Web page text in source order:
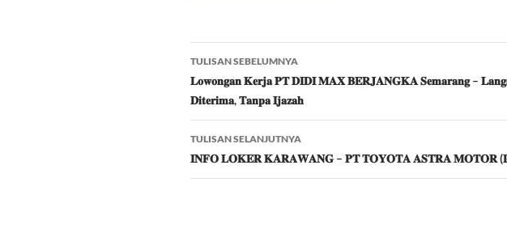
Navigasi
Tulisan
TULISAN SEBELUMNYA
𝐋𝐨𝐰𝐨𝐧𝐠𝐚𝐧 𝐊𝐞𝐫𝐣𝐚 𝐏𝐓 𝐃𝐈𝐃𝐈 𝐌𝐀𝐗 𝐁𝐄𝐑𝐉𝐀𝐍𝐆𝐊𝐀 𝐒𝐞𝐦𝐚𝐫𝐚𝐧𝐠 –
𝐃𝐢𝐭𝐞𝐫𝐢𝐦𝐚, 𝐓𝐚𝐧𝐩𝐚 𝐈𝐣𝐚𝐳𝐚𝐡
TULISAN SELANJUTNYA
𝐈𝐍𝐅𝐎 𝐋𝐎𝐊𝐄𝐑 𝐊𝐀𝐑𝐀𝐖𝐀𝐍𝐆 – 𝐏𝐓 𝐓𝐎𝐘𝐎𝐓𝐀 𝐀𝐒𝐓𝐑𝐀 𝐌𝐎𝐓𝐎𝐑